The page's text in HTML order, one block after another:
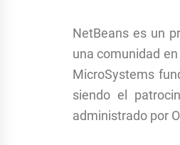
NetBeans es un
una comunidad
MicroSystems
siendo el
administrado por